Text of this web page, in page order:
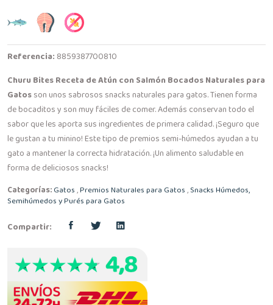
Referencia: 8859387700810
Churu Bites Receta de Atún con Salmón Bocados Naturales para
Gatosson unos sabrosos snacks naturales para gatos. Tienen forma
de bocaditos y son muy fáciles de comer. Además conservan todo el
sabor que les aporta sus ingredientes de primera calidad. ¡Seguro que
le gustan a tu minino! Este tipo de premios semi-húmedos ayudan a tu
gato a mantener la correcta hidratación. ¡Un alimento saludable en
forma de deliciosos snacks!
Categorías:Gatos,Premios Naturales para Gatos,Snacks Húmedos,
Semihúmedos y Purés para Gatos
Compartir: